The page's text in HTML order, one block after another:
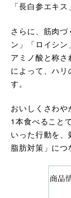
「長白参エキス
さらに、筋肉づ
ン」「ロイシ
アミノ酸と称さ
によって、ハリ
す。
おいしくさわや
1本食べること
いった行動を
脂肪対策」につ
商品